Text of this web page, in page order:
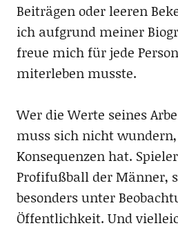
Beiträgen oder leeren
ich aufgrund meiner
freue mich für jede
miterleben musste.
Wer die Werte seines
muss sich nicht
Konsequenzen hat.
Profifußball der Männer,
besonders unter
Öffentlichkeit. Und